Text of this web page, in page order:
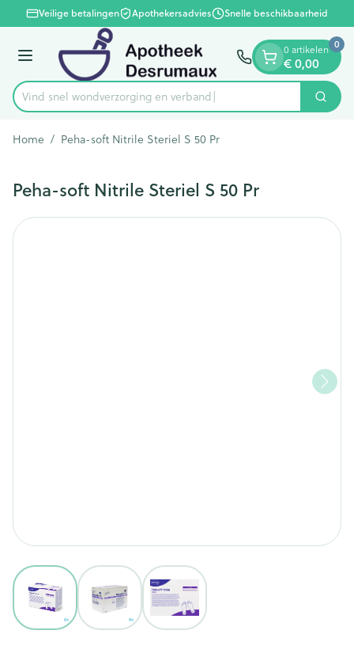
Ga naar de inhoud
1 van 1Veilige betalingen Apothekersadvies Snelle beschikbaarheid
Menu
Product, merk, categorie...
Vind snel wondverzorging en verband Zoek
0 artikelen
€ 0,00
0
Home / Peha-soft Nitrile Steriel S 50 Pr
Peha-soft Nitrile Steriel S 50 Pr
View larger imageView larger imageView larger image